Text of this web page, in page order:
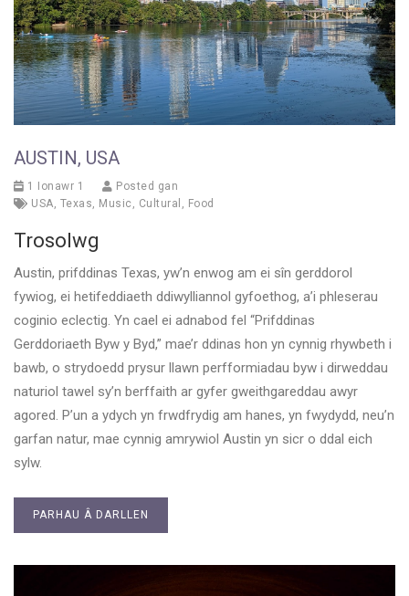
AUSTIN, USA
1 Ionawr 1
Posted gan
USA, Texas, Music , Cultural , Food
Trosolwg
Austin, prifddinas Texas, yw’n enwog am ei sîn gerddorol
fywiog, ei hetifeddiaeth ddiwylliannol gyfoethog, a’i phleserau
coginio eclectig. Yn cael ei adnabod fel “Prifddinas
Gerddoriaeth Byw y Byd,” mae’r ddinas hon yn cynnig rhywbeth i
bawb, o strydoedd prysur llawn perfformiadau byw i dirweddau
naturiol tawel sy’n berffaith ar gyfer gweithgareddau awyr
agored. P’un a ydych yn frwdfrydig am hanes, yn fwydydd, neu’n
garfan natur, mae cynnig amrywiol Austin yn sicr o ddal eich
sylw.
PARHAU Â DARLLEN